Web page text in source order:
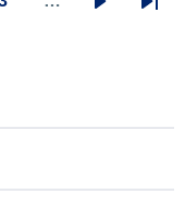
Last